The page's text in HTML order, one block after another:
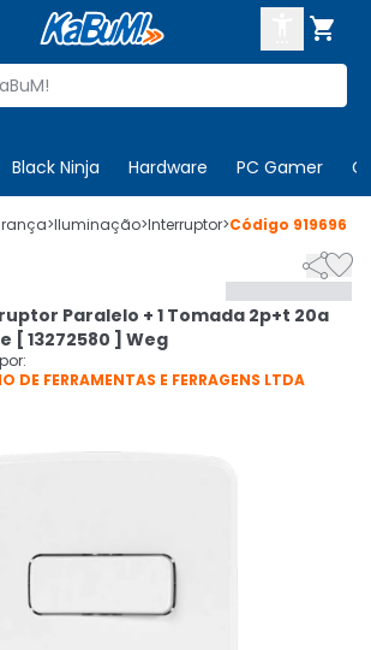

Black Ninja Hardware PC Gamer
sua conta
CADASTRE-SE
>Iluminação>Interruptor>Código 919696

Paralelo + 1 Tomada 2p+t 20a
[ 13272580 ] Weg
DE FERRAMENTAS E FERRAGENS LTDA